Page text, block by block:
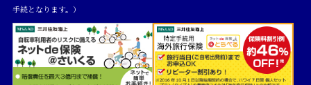
手続となります。）